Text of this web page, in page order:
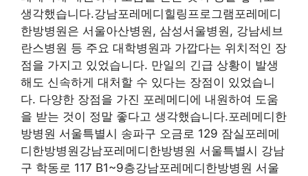
생각했습니다.강남포레메디힐링프로그램포레메디
한방병원은 서울아산병원, 삼성서울병원, 강남세브
란스병원 등 주요 대학병원과 가깝다는 위치적인 장
점을 가지고 있었습니다. 만일의 긴급 상황이 발생
해도 신속하게 대처할 수 있다는 장점이 있었습니
다. 다양한 장점을 가진 포레메디에 내원하여 도움
을 받는 것이 정말 좋다고 생각했습니다.포레메디한
방병원 서울특별시 송파구 오금로 129 잠실포레메
디한방병원강남포레메디한방병원 서울특별시 강남
구 학동로 117 B1~9층강남포레메디한방병원 서울